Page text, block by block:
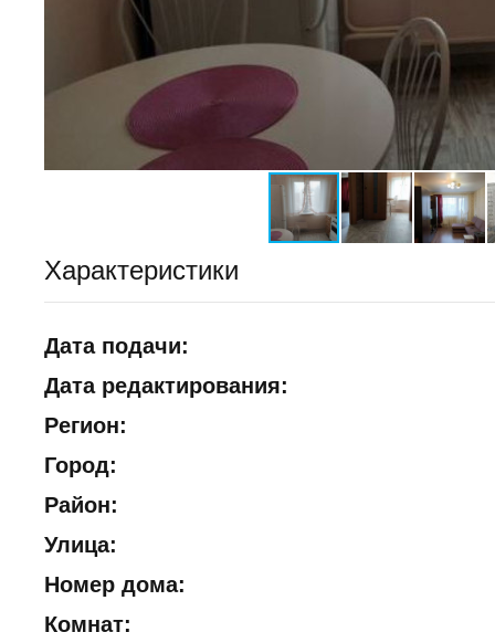
Характеристики
Дата подачи:
Дата редактирования:
Регион:
Город:
Район:
Улица:
Номер дома:
Комнат: